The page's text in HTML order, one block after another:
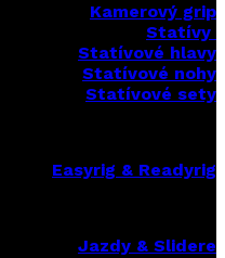
Kamerový grip
Statívy
Statívové hlavy
Statívové nohy
Statívové sety
Easyrig & Readyrig
Jazdy & Slidere